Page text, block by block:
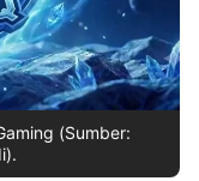
(Sumber: